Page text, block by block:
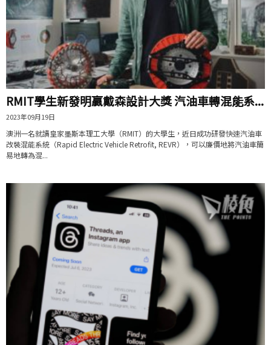
RMIT學生新發明贏戴森設計大獎 汽油車轉混能系...
2023年09月19日
澳洲一名就讀皇家墨斯本理工大學（RMIT）的大學生，近日成功研發快速汽油車
改裝混能系統（Rapid Electric Vehicle Retrofit, REVR），可以廉價地將汽油車簡
易地轉為混...